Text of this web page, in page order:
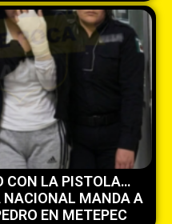
CON LA PISTOLA…
NACIONAL MANDA A
EN METEPEC